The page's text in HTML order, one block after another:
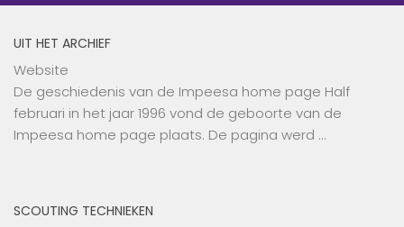
UIT HET ARCHIEF
Website
De geschiedenis van de Impeesa home page Half
februari in het jaar 1996 vond de geboorte van de
Impeesa home page plaats. De pagina werd …
SCOUTING TECHNIEKEN